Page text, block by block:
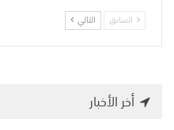
السابق التالي
أخر الأخبار